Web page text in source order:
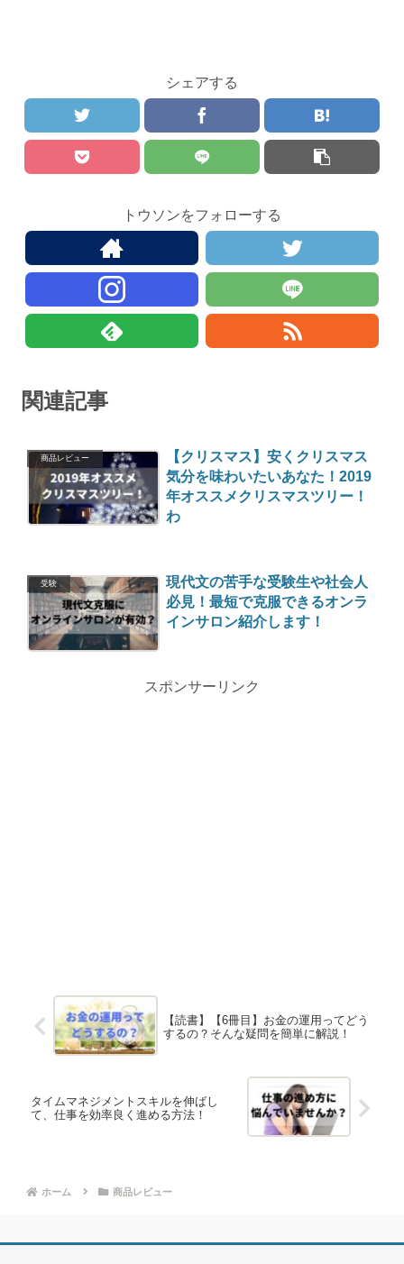
シェアする
トウソンをフォローする
関連記事
商品レビュー
【クリスマス】安くクリスマス
気分を味わいたいあなた！2019
年オススメクリスマスツリー！
わ
受験
現代文の苦手な受験生や社会人
必見！最短で克服できるオンラ
インサロン紹介します！
スポンサーリンク
【読書】【6冊目】お金の運用ってどう
するの？そんな疑問を簡単に解説！
タイムマネジメントスキルを伸ばし
て、仕事を効率良く進める方法！
ホーム 商品レビュー